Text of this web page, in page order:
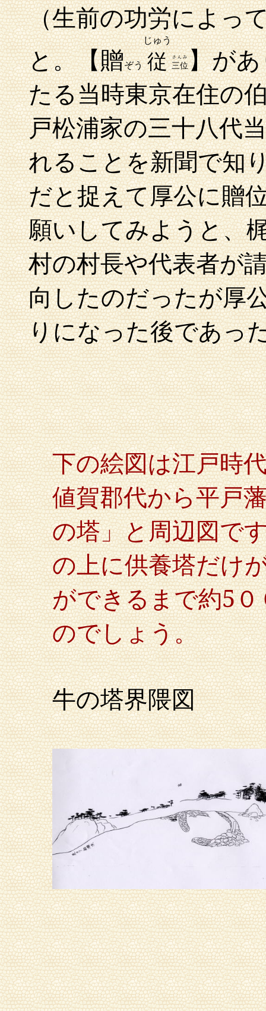
（生前の功労によっ
と。【贈ぞう 従
じゅう
三位
さんみ 】が
たる当時東京在住の
戸松浦家の三十八代
れることを新聞で知
だと捉えて厚公に贈
願いしてみようと、
村の村長や代表者が
向したのだったが厚
りになった後であっ
下の絵図は江戸時
値賀郡代から平戸
の塔」と周辺図で
の上に供養塔だけ
ができるまで約5
のでしょう。
牛の塔界隈図